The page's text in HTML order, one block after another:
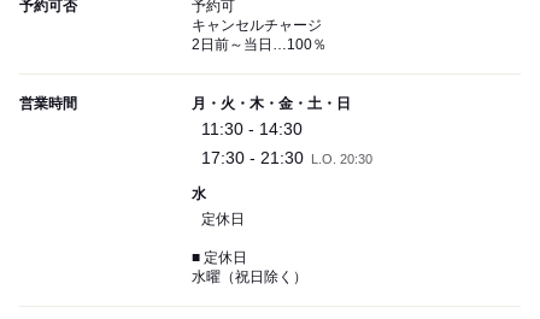
予約可否
予約可
キャンセルチャージ
2日前～当日…100％
営業時間 月・火・木・金・土・日
11:30 - 14:30
17:30 - 21:30 L.O. 20:30
水
定休日
■ 定休日
水曜（祝日除く）